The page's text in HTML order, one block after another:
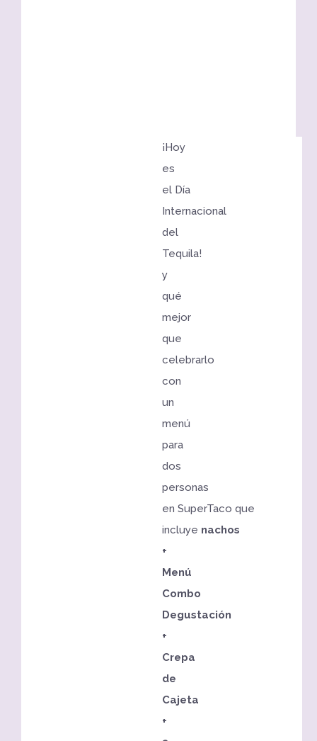
¡Hoy
es
el Día
Internacional
del
Tequila!
y
qué
mejor
que
celebrarlo
con
un
menú
para
dos
personas
en SuperTaco que
incluye nachos
+
Menú
Combo
Degustación
+
Crepa
de
Cajeta
+